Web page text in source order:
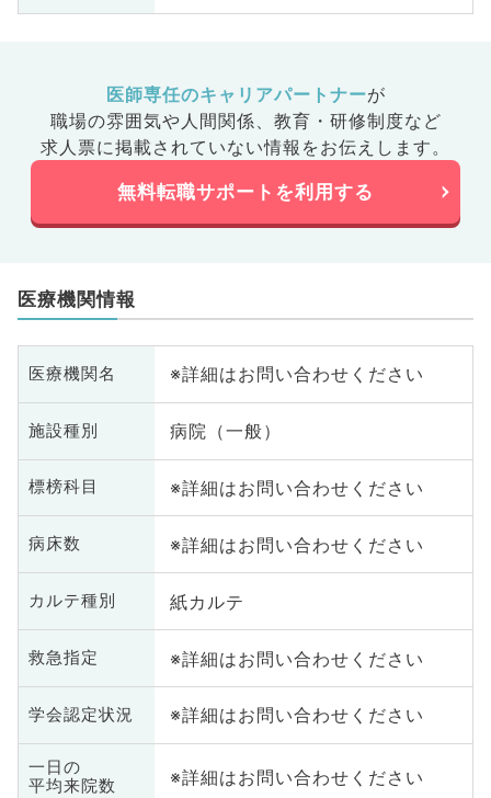
医師専任のキャリアパートナーが
職場の雰囲気や人間関係、 教育・研修制度など
求人票に掲載されていない情報をお伝えします。
無料転職サポートを利用する
医療機関情報
医療機関名 ※詳細はお問い合わせください
施設種別 病院（一般）
標榜科目 ※詳細はお問い合わせください
病床数 ※詳細はお問い合わせください
カルテ種別 紙カルテ
救急指定 ※詳細はお問い合わせください
学会認定状況 ※詳細はお問い合わせください
一日の
平均来院数
※詳細はお問い合わせください